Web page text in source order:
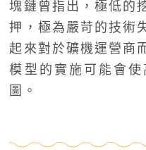
塊鏈曾指出，極低的
押，極為嚴苛的技術
起來對於礦機運營商
模型的實施可能會
圖。